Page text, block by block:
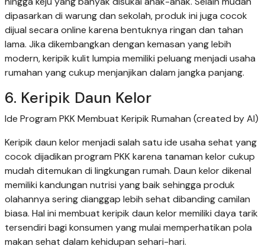
dipasarkan di warung dan sekolah, produk ini juga cocok
dijual secara online karena bentuknya ringan dan tahan
lama. Jika dikembangkan dengan kemasan yang lebih
modern, keripik kulit lumpia memiliki peluang menjadi usaha
rumahan yang cukup menjanjikan dalam jangka panjang.
6. Keripik Daun Kelor
Ide Program PKK Membuat Keripik Rumahan (created by AI)
Keripik daun kelor menjadi salah satu ide usaha sehat yang
cocok dijadikan program PKK karena tanaman kelor cukup
mudah ditemukan di lingkungan rumah. Daun kelor dikenal
memiliki kandungan nutrisi yang baik sehingga produk
olahannya sering dianggap lebih sehat dibanding camilan
biasa. Hal ini membuat keripik daun kelor memiliki daya tarik
tersendiri bagi konsumen yang mulai memperhatikan pola
makan sehat dalam kehidupan sehari-hari.